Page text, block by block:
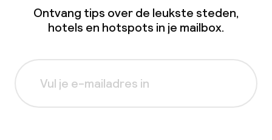
Ontvang tips over de leukste steden,
hotels en hotspots in je mailbox.